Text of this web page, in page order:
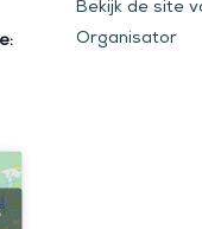
Bekijk de site
Organisator